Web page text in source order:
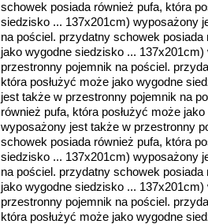
schowek posiada również pufa, która
siedzisko ... 137x201cm) wyposażony
na pościel. przydatny schowek
jako wygodne siedzisko ...
przestronny pojemnik na pościel.
która posłużyć może jako wygodne
jest także w przestronny pojemnik na
również pufa, która posłużyć może
wyposażony jest także w przestronny
schowek posiada również pufa, która
siedzisko ... 137x201cm) wyposażony
na pościel. przydatny schowek
jako wygodne siedzisko ...
przestronny pojemnik na pościel.
która posłużyć może jako wygodne